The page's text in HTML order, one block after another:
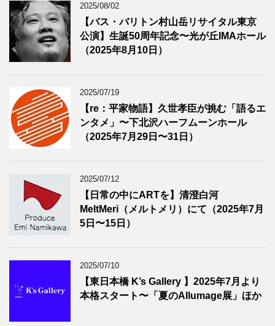
2025/08/02
【バス・バリトン村山岳リサイタル東京
公演】生誕50周年記念〜光が丘IMAホール
（2025年8月10日）
2025/07/19
【re：平家物語】久世孝臣が挑む「語るエ
ンタメ」〜下北沢ハーフムーンホール
（2025年7月29日〜31日）
2025/07/12
【日常の中にARTを】清澄白河
MeltMeri（メルトメリ）にて（2025年7月
5日〜15日）
2025/07/10
【東日本橋 K’s Gallery 】2025年7月より
本格スタート〜「夏のAllumage展」ほか